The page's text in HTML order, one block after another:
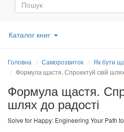
Каталог книг
Головна Саморозвиток
Як бути
Формула щастя. Спроектуй свій
Формула щастя.
шлях до радості
Solve for Happy: Engineering Your Path